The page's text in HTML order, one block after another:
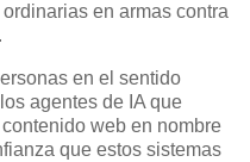
en armas contra
en el sentido
agentes de IA que
web en nombre
que estos sistemas